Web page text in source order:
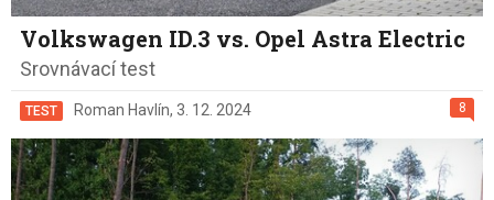
Volkswagen ID.3 vs. Opel Astra Electric
Srovnávací test
8
TEST Roman Havlín, 3. 12. 2024